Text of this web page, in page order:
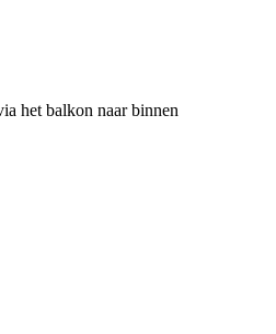
het balkon naar binnen